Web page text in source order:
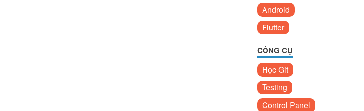
Android
Flutter
CÔNG CỤ
Học Git
Testing
Control Panel